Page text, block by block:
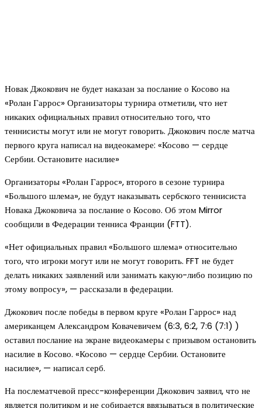
Новак Джокович не будет наказан за послание о Косово на
«Ролан Гаррос» Организаторы турнира отметили, что нет
никаких официальных правил относительно того, что
теннисисты могут или не могут говорить. Джокович после матча
первого круга написал на видеокамере: «Косово — сердце
Сербии. Остановите насилие»
Организаторы «Ролан Гаррос», второго в сезоне турнира
«Большого шлема», не будут наказывать сербского теннисиста
Новака Джоковича за послание о Косово. Об этом Mirror
сообщили в Федерации тенниса Франции (FTT).
«Нет официальных правил «Большого шлема» относительно
того, что игроки могут или не могут говорить. FFT не будет
делать никаких заявлений или занимать какую-либо позицию по
этому вопросу», — рассказали в федерации.
Джокович после победы в первом круге «Ролан Гаррос» над
американцем Александром Ковачевичем (6:3, 6:2, 7:6 (7:1) )
оставил послание на экране видеокамеры с призывом остановить
насилие в Косово. «Косово — сердце Сербии. Остановите
насилие», — написал серб.
На послематчевой пресс-конференции Джокович заявил, что не
является политиком и не собирается ввязываться в политические